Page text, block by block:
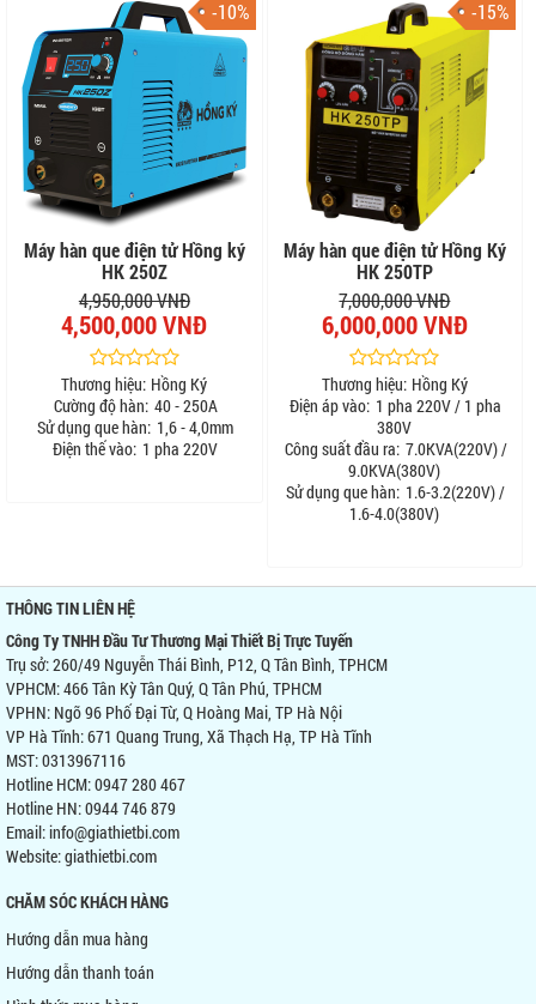
-10%
Máy hàn que điện tử Hồng ký
HK 250Z
4,950,000 VNĐ
4,500,000 VNĐ
Thương hiệu: Hồng Ký
Cường độ hàn: 40 - 250A
Sử dụng que hàn: 1,6 - 4,0mm
Điện thế vào: 1 pha 220V
-15%
Máy hàn que điện tử Hồng Ký
HK 250TP
7,000,000 VNĐ
6,000,000 VNĐ
Thương hiệu: Hồng Ký
Điện áp vào: 1 pha 220V / 1 pha
380V
Công suất đầu ra: 7.0KVA(220V) /
9.0KVA(380V)
Sử dụng que hàn: 1.6-3.2(220V) /
1.6-4.0(380V)
THÔNG TIN LIÊN HỆ
Công Ty TNHH Đầu Tư Thương Mại Thiết Bị Trực Tuyến
Trụ sở: 260/49 Nguyễn Thái Bình, P12, Q Tân Bình, TPHCM
VPHCM: 466 Tân Kỳ Tân Quý, Q Tân Phú, TPHCM
VPHN: Ngõ 96 Phố Đại Từ, Q Hoàng Mai, TP Hà Nội
VP Hà Tĩnh: 671 Quang Trung, Xã Thạch Hạ, TP Hà Tĩnh
MST: 0313967116
Hotline HCM: 0947 280 467
Hotline HN: 0944 746 879
Email: info@giathietbi.com
Website:giathietbi.com
CHĂM SÓC KHÁCH HÀNG
Hướng dẫn mua hàng
Hướng dẫn thanh toán